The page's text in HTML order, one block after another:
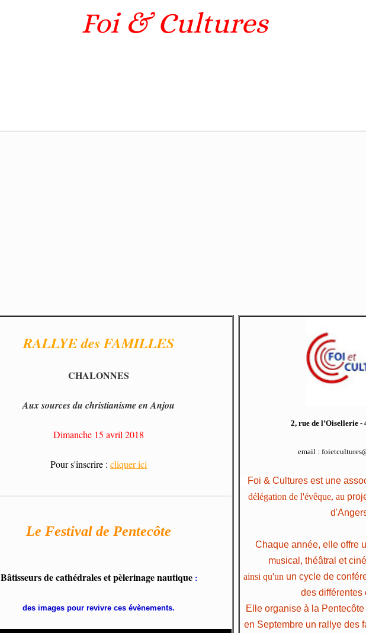
Foi & Cultures
2, rue de l’Oisellerie -
email :
Foi & Cultures est une
délégation de l'évêque, au
Chaque année, elle offre
musical, théâtral et
ainsi qu'un un cycle de
des différentes
Elle organise à la
en Septembre un rallye des
RALLYE des FAMILLES
CHALONNES
Aux sources du christianisme en Anjou
Dimanche 15 avril 2018
Pour s'inscrire :cliquer ici
Le Festival de Pentecôte
Bâtisseurs de cathédrales et pèlerinage nautique:
des images pour revivre ces évènements.